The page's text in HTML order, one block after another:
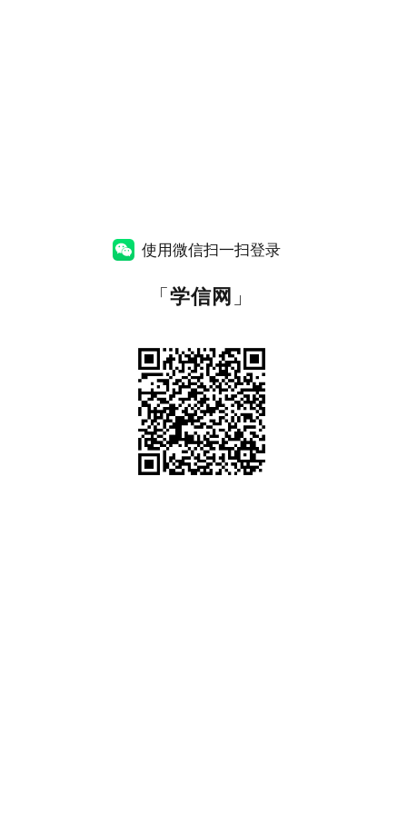
使用微信扫一扫登录
「学信网 」